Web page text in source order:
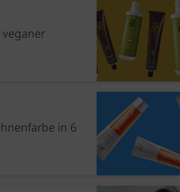
veganer
in 6